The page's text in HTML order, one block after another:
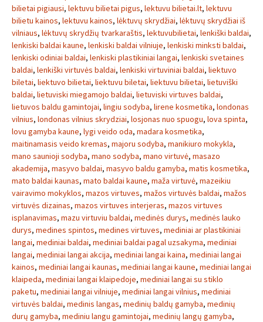
bilietai pigiausi, lektuvu bilietai pigus, lektuvu bilietai.lt, lektuvu
bilietu kainos, lektuvu kainos, lėktuvų skrydžiai, lėktuvų skrydžiai iš
vilniaus, lėktuvų skrydžių tvarkaraštis, lektuvubilietai, lenkiški baldai,
lenkiski baldai kaune, lenkiski baldai vilniuje, lenkiski minksti baldai,
lenkiski odiniai baldai, lenkiski plastikiniai langai, lenkiski svetaines
baldai, lenkiški virtuvės baldai, lenkiski virtuviniai baldai, liektuvo
biletai, liektuvo bilietai, liektuvu biletai, liektuvu bilietai, lietuviški
baldai, lietuviski miegamojo baldai, lietuviski virtuves baldai,
lietuvos baldu gamintojai, lingiu sodyba, lirene kosmetika, londonas
vilnius, londonas vilnius skrydziai, losjonas nuo spuogu, lova spinta,
lovu gamyba kaune, lygi veido oda, madara kosmetika,
maitinamasis veido kremas, majoru sodyba, manikiuro mokykla,
mano saunioji sodyba, mano sodyba, mano virtuvė, masazo
akademija, masyvo baldai, masyvo baldu gamyba, matis kosmetika,
mato baldai kaunas, mato baldai kaune, maža virtuvė, mazeikiu
vairavimo mokyklos, mazos virtuves, mažos virtuvės baldai, mažos
virtuvės dizainas, mazos virtuves interjeras, mazos virtuves
isplanavimas, mazu virtuviu baldai, medinės durys, medinės lauko
durys, medines spintos, medines virtuves, mediniai ar plastikiniai
langai, mediniai baldai, mediniai baldai pagal uzsakyma, mediniai
langai, mediniai langai akcija, mediniai langai kaina, mediniai langai
kainos, mediniai langai kaunas, mediniai langai kaune, mediniai langai
klaipeda, mediniai langai klaipedoje, mediniai langai su stiklo
paketu, mediniai langai vilniuje, mediniai langai vilnius, mediniai
virtuvės baldai, medinis langas, medinių baldų gamyba, medinių
durų gamyba, mediniu langu gamintojai, medinių langų gamyba,